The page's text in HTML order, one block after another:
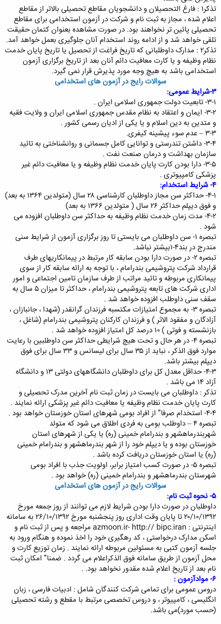
تذکر۱ : فارغ التحصیلان و دانشجویان مقاطع تحصیلی بالاتر از مقاطع
اعلام شده ، مجاز به ثبت نام و شرکت در آزمون استخدامی برای مقاطع
تحصیلی پائین تر نخواهند بود. در صورت مشاهده بعنوان کتمان حقیقت
تلقی خواهد شد و از ادامه روند استخدام آنان جلوگیری بعمل خواهد آمد.
تذکر۲ : مدارک داوطلبانی که تاریخ فراغت از تحصیل یا تاریخ پایان خدمت
نظام وظیفه و یا کارت معافیت دائم آنان بعد از تاریخ برگزاری آزمون
استخدامی باشد به هیچ وجه مورد پذیرش قرار نمی گیرد.
سوالات رایج در آزمون های استخدامی
۳-شرایط عمومی:
۳-۱- تابعیت دولت جمهوری اسلامی ایران .
۳-۲- ایمان و اعتقاد به نظام مقدس جمهوری اسلامی ایران و ولایت فقیه
و متدین به دین اسلام و یا یکی از ادیان رسمی کشور .
۳-۳ – عدم سوء پیشینه کیفری.
۳-۴- داشتن تندرستی و توانایی کامل جسمانی و روانشناختی به تائید
سازمان بهداشت و درمان صنعت نفت .
۳-۵- دارا بودن کارت پایان خدمت نظام وظیفه و یا معافیت دائم غیر
پزشکی کامپیوتری .
۴- شرایط استخدام:
۴-۱- حداکثر سن مجاز داوطلبان کارشناسی ۲۸ سال (متولدین ۱۳۶۴ به بعد)
و فوق دیپلم حداکثر ۲۶ سال ( متولدین ۱۳۶۶ به بعد)
۴-۲- مدت زمان خدمت نظام وظیفه به حداکثر سن داوطلبان افزوده می
شود .
تبصره ۱- سن داوطلبان می بایستی تا روز برگزاری آزمون از شرایط سنی
مندرج در بند۴-۱بیشتر نباشد.
تبصره ۲- در صورت دارا بودن سابقه کار مرتبط در پیمانکاریهای طرف
قرارداد شرکت پتروشیمی بندرامام ، با توجه به ارائه سابقه کار از سوی
پیمانکاری مربوطه و تائید مراتب از طرف سازمان تامین اجتماعی و امور
اداری شرکت های تابعه پتروشیمی بندرامام ، حداکثر تا میزان ۵ سال به
سقف سنی داوطلب افزوده خواهد شد .
تبصره ۳- به مجموع امتیازات مکتسبه فرزندان گرانقدر (شهدا ، جانبازان ،
آزادگان و مفقود الاثر ) و فرزندان کارکنان پتروشیمی بندرامام (شاغل ،
بازنشسته و فوتی ) ۱۰ درصد کل امتیاز افزوده خواهد شد .
تبصره ۴- در هر حال و تحت هیچ شرایطی حداکثر سن داوطلبین با رعایت
موارد فوق الذکر ، نباید از ۳۵ سال برای لیسانس و ۳۳ سال برای فوق
دیپلم بیشتر باشد.
۴-۳- حداقل معدل کل برای داوطلبان دانشگاههای دولتی ۱۳ و دانشگاه
آزاد ۱۴ می باشد .
تذکر : داوطلبان می بایست در زمان ثبت نام آخرین مدرک تحصیلی و
کارت پایان خدمت نظام وظیفه یا معافیت دائم غیر پزشکی ارائه نمایند .
۴-۴- استخدام صرفا” از افراد بومی شهرهای استان خوزستان خواهد بود .
تبصره ۴ – داوطلب بومی به فردی اطلاق می شود که متولد
شهربندرماهشهر و بندرامام خمینی (ره) یا یکی از شهرهای استان
خوزستان بوده و یا دیپلم خود را از شهر بندرماهشهر و بندرامام خمینی
(ره) یا استان خوزستان دریافت کرده باشد .
تبصره ۵- در صورت کسب امتیاز برابر، اولویت جذب با افراد بومی
شهرستان بندرماهشهر و بندرامام خمینی (ره) خواهد بود .
سوالات رایج در آزمون های استخدامی
۵- نحوه ثبت نام:
داوطلبان در صورت دارا بودن شرایط لازم می توانند از روز جمعه مورخ
۲۰/۱۰/۱۳۹۲ تا پایان وقت اداری روز پنجشنبه مورخ ۲۶/۱۰/۱۳۹۲ به سامانه
اینترنتی : azmoon.ir- http:// bipc.iran مراجعه و پس از ثبت نام و
اسکن مدارک درخواستی ، کد رهگیری خود را اخذ نموده و هنگام ورود به
جلسه آزمون کتبی به مسئولین مربوطه ارائه نمایند . زمان توزیع کارت و
محل آزمون از طریق سامانه فوق الذکراعلام می گردد . ضمنا” امکان ثبت
نام بعد از تاریخ اعلام شده مقدور نخواهد بود. .
۶- موادآزمون :
دروس عمومی برای تمامی شرکت کنندگان شامل : ادبیات فارسی ، زبان
انگلیسی ، کامپیوتر ، و دروس تخصصی مرتبط با مقطع و رشته تحصیلی
(حسب مورد)می باشد.